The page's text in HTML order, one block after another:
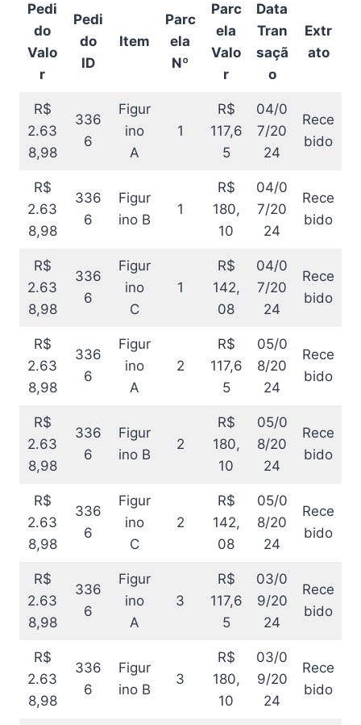
Pedi
do
Valo
r
Pedi
do
ID
Item
Parc
ela
Nº
Parc
ela
Valo
r
Data
Tran
saçã
o
Extr
ato
R$
2.63
8,98
336
6
Figur
ino
A
1
R$
117,6
5
04/0
7/20
24
Rece
bido
R$
2.63
8,98
336
6
Figur
ino B
1
R$
180,
10
04/0
7/20
24
Rece
bido
R$
2.63
8,98
336
6
Figur
ino
C
1
R$
142,
08
04/0
7/20
24
Rece
bido
R$
2.63
8,98
336
6
Figur
ino
A
2
R$
117,6
5
05/0
8/20
24
Rece
bido
R$
2.63
8,98
336
6
Figur
ino B
2
R$
180,
10
05/0
8/20
24
Rece
bido
R$
2.63
8,98
336
6
Figur
ino
C
2
R$
142,
08
05/0
8/20
24
Rece
bido
R$
2.63
8,98
336
6
Figur
ino
A
3
R$
117,6
5
03/0
9/20
24
Rece
bido
R$
2.63
8,98
336
6
Figur
ino B
3
R$
180,
10
03/0
9/20
24
Rece
bido